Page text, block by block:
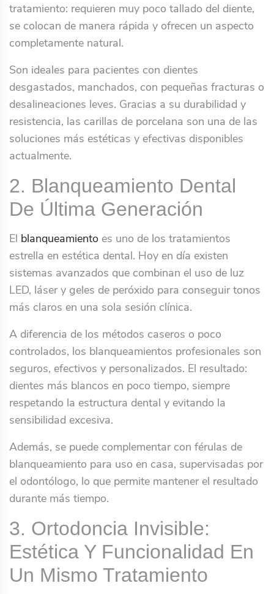
tratamiento: requieren muy poco tallado del diente,
se colocan de manera rápida y ofrecen un aspecto
completamente natural.
Son ideales para pacientes con dientes
desgastados, manchados, con pequeñas fracturas o
desalineaciones leves. Gracias a su durabilidad y
resistencia, las carillas de porcelana son una de las
soluciones más estéticas y efectivas disponibles
actualmente.
2. Blanqueamiento Dental
De Última Generación
El blanqueamiento es uno de los tratamientos
estrella en estética dental. Hoy en día existen
sistemas avanzados que combinan el uso de luz
LED, láser y geles de peróxido para conseguir tonos
más claros en una sola sesión clínica.
A diferencia de los métodos caseros o poco
controlados, los blanqueamientos profesionales son
seguros, efectivos y personalizados. El resultado:
dientes más blancos en poco tiempo, siempre
respetando la estructura dental y evitando la
sensibilidad excesiva.
Además, se puede complementar con férulas de
blanqueamiento para uso en casa, supervisadas por
el odontólogo, lo que permite mantener el resultado
durante más tiempo.
3. Ortodoncia Invisible:
Estética Y Funcionalidad En
Un Mismo Tratamiento